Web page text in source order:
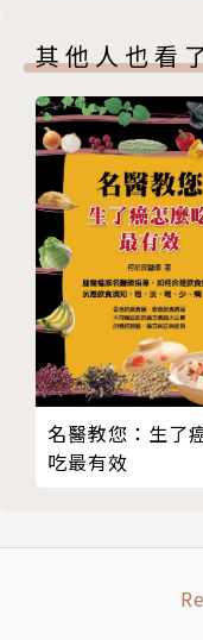
st）及其他相關平
新興傳染病。
新冠肺炎爆發之初
大流行規模的先驅
伊波拉、愛滋病到
疫病從何而來、如
全球讀者。除了傳
的發展亦卓有專業
二○一○年獲得美
英國科學作家協會
研究人員。
譯者簡介
光的皺摺》、《橡
悲劇已然發生，只
我們其實沒有準備
第六章 我們該如
我們需要什麼行動
必須有更多人一起努
嚴密的監測與更好
一地有疾病就是各
認識敵人，選擇武
抗生素的風險
第七章 我們究竟會
複雜互動成為無法
全球大流行可能會
病毒演化適應人類的
浩劫
我們要看得出來自
這次抗疫經驗給未
其他人也看
名醫教您：生了
吃最有效